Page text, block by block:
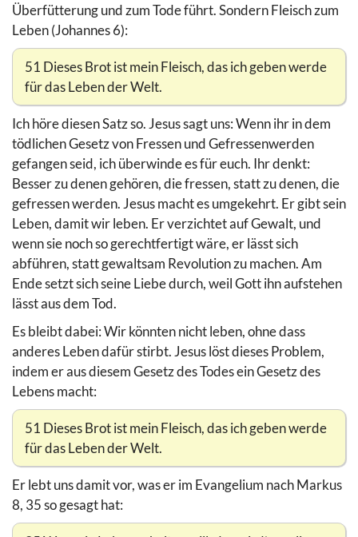
Überfütterung und zum Tode führt. Sondern Fleisch zum
Leben (Johannes 6):
51 Dieses Brot ist mein Fleisch, das ich geben werde
für das Leben der Welt.
Ich höre diesen Satz so. Jesus sagt uns: Wenn ihr in dem
tödlichen Gesetz von Fressen und Gefressenwerden
gefangen seid, ich überwinde es für euch. Ihr denkt:
Besser zu denen gehören, die fressen, statt zu denen, die
gefressen werden. Jesus macht es umgekehrt. Er gibt sein
Leben, damit wir leben. Er verzichtet auf Gewalt, und
wenn sie noch so gerechtfertigt wäre, er lässt sich
abführen, statt gewaltsam Revolution zu machen. Am
Ende setzt sich seine Liebe durch, weil Gott ihn aufstehen
lässt aus dem Tod.
Es bleibt dabei: Wir könnten nicht leben, ohne dass
anderes Leben dafür stirbt. Jesus löst dieses Problem,
indem er aus diesem Gesetz des Todes ein Gesetz des
Lebens macht:
51 Dieses Brot ist mein Fleisch, das ich geben werde
für das Leben der Welt.
Er lebt uns damit vor, was er im Evangelium nach Markus
8, 35 so gesagt hat: